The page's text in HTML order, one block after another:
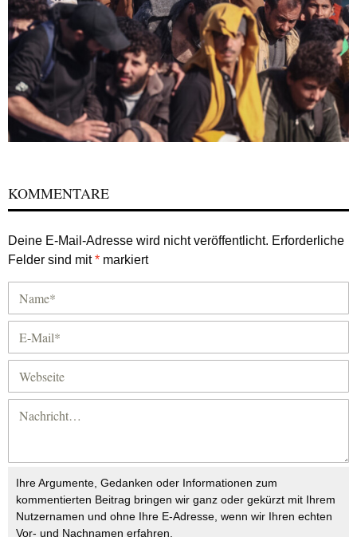
KOMMENTARE
Deine E-Mail-Adresse wird nicht veröffentlicht. Erforderliche
Felder sind mit* markiert
Ihre Argumente, Gedanken oder Informationen zum
kommentierten Beitrag bringen wir ganz oder gekürzt mit Ihrem
Nutzernamen und ohne Ihre E-Adresse, wenn wir Ihren echten
Vor- und Nachnamen erfahren.